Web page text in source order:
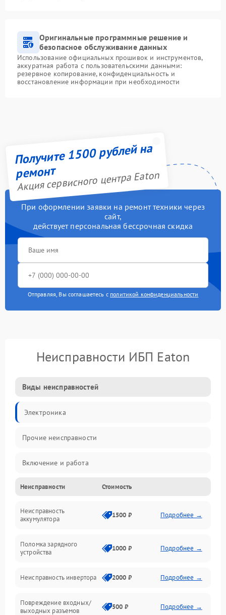
Оригинальные программные решение и
безопасное обслуживание данных
Использование официальных прошивок и инструментов,
аккуратная работа с пользовательскими данными:
резервное копирование, конфиденциальность и
восстановление информации при необходимости
Получите 1500 рублей на
ремонт
Акция сервисного центра Eaton
При оформлении заявки на ремонт техники через
сайт,
действует персональная бессрочная скидка
Отправляя, Вы соглашаетесь с политикой конфиденциальности
Неисправности ИБП Eaton
Виды неисправностей
Электроника
Прочие неисправности
Включение и работа
Работа с нагрузкой
Звук и индикация
Неисправности Стоимость
Неисправность
аккумулятора
1500 ₽ Подробнее →
Поломка зарядного
устройства
1000 ₽ Подробнее →
Неисправность инвертора 2000 ₽ Подробнее →
Повреждение входных/
выходных разъемов
500 ₽ Подробнее →